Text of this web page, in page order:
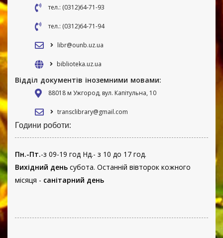
тел.: (0312)64-71-93
тел.: (0312)64-71-94
libr@ounb.uz.ua
biblioteka.uz.ua
Відділ документів іноземними мовами:
88018 м Ужгород, вул. Капітульна, 10
transclibrary@gmail.com
Години роботи:
Пн.-Пт.-з 09-19 год Нд.- з 10 до 17 год.
Вихідний день субота. Останній вівторок кожного
місяця - санітарний день